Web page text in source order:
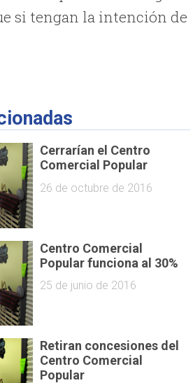
si tengan la intención de
Cerrarían el Centro
Comercial Popular
26 de octubre de 2016
Centro Comercial
Popular funciona al 30%
25 de junio de 2016
Retiran concesiones del
Centro Comercial
Popular